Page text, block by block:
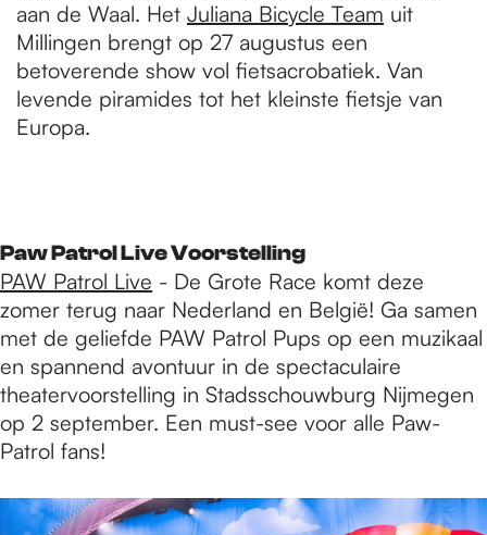
aan de Waal. Het Juliana Bicycle Team uit
Millingen brengt op 27 augustus een
betoverende show vol fietsacrobatiek. Van
levende piramides tot het kleinste fietsje van
Europa.
Paw Patrol Live Voorstelling
PAW Patrol Live - De Grote Race komt deze
zomer terug naar Nederland en België! Ga samen
met de geliefde PAW Patrol Pups op een muzikaal
en spannend avontuur in de spectaculaire
theatervoorstelling in Stadsschouwburg Nijmegen
op 2 september. Een must-see voor alle Paw-
Patrol fans!